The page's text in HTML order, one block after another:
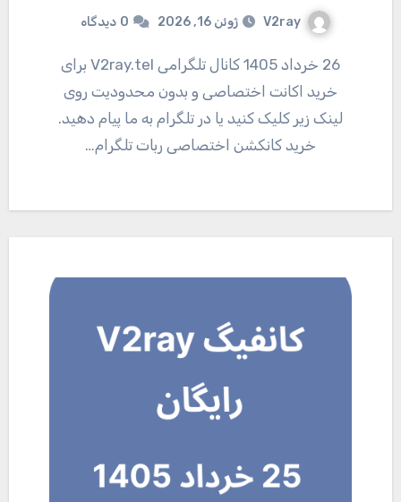
V2ray ژوئن 16, 2026 0 دیدگاه
26 خرداد 1405 کانال تلگرامی V2ray.tel برای
خرید اکانت اختصاصی و بدون محدودیت روی
لینک زیر کلیک کنید یا در تلگرام به ما پیام دهید.
خرید کانکشن اختصاصی ربات تلگرام…